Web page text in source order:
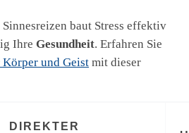
baut Stress effektiv
Ihre Gesundheit. Erfahren Sie
und Geist mit dieser
DIREKTER